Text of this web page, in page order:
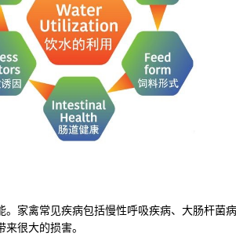
家禽常见疾病包括慢性呼吸疾病、大肠杆菌
很大的损害。